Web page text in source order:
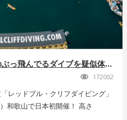
高さ28mからのぶっ飛んでるダイブを疑似体験！
172002
レッドブル・クリフダイビング」
和歌山で日本初開催！ 高さ